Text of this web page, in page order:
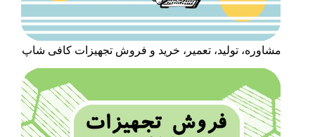
مشاوره، تولید، تعمیر، خرید و فروش تجهیزات کافی شاپ